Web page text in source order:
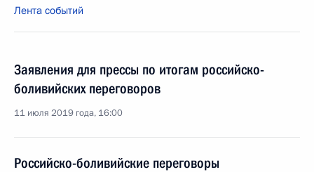
Лента событий
Заявления для прессы по итогам российско-
боливийских переговоров
11 июля 2019 года, 16:00
Российско-боливийские переговоры